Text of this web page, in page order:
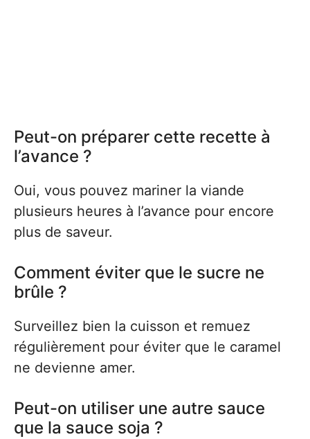
Peut-on préparer cette recette à
l’avance ?
Oui, vous pouvez mariner la viande
plusieurs heures à l’avance pour encore
plus de saveur.
Comment éviter que le sucre ne
brûle ?
Surveillez bien la cuisson et remuez
régulièrement pour éviter que le caramel
ne devienne amer.
Peut-on utiliser une autre sauce
que la sauce soja ?